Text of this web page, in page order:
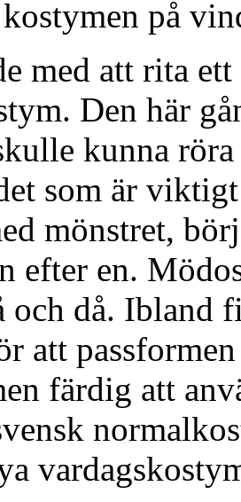
på
med att rita
Den här
kunna
som är
mönstret,
efter en.
och då. Ibland
att
färdig att